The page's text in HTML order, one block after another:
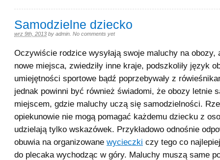
Samodzielne dziecko
wrz 9th, 2013 by admin No comments yet
Oczywiście rodzice wysyłają swoje maluchy na obozy,
nowe miejsca, zwiedziły inne kraje, podszkoliły język
umiejętności sportowe bądź poprzebywały z
jednak powinni być również świadomi, że obozy letnie
miejscem, gdzie maluchy uczą się samodzielności.
opiekunowie nie mogą pomagać każdemu dziecku z
udzielają tylko wskazówek. Przykładowo odnośnie
obuwia na organizowane wycieczki czy tego co
do plecaka wychodząc w góry. Maluchy muszą same